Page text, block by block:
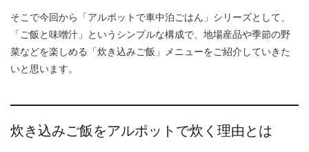
そこで今回から「アルポットで車中泊ごはん」シリーズとして、
「ご飯と味噌汁」というシンプルな構成で、地場産品や季節の野
菜などを楽しめる「炊き込みご飯」メニューをご紹介していきた
いと思います。
炊き込みご飯をアルポットで炊く理由とは